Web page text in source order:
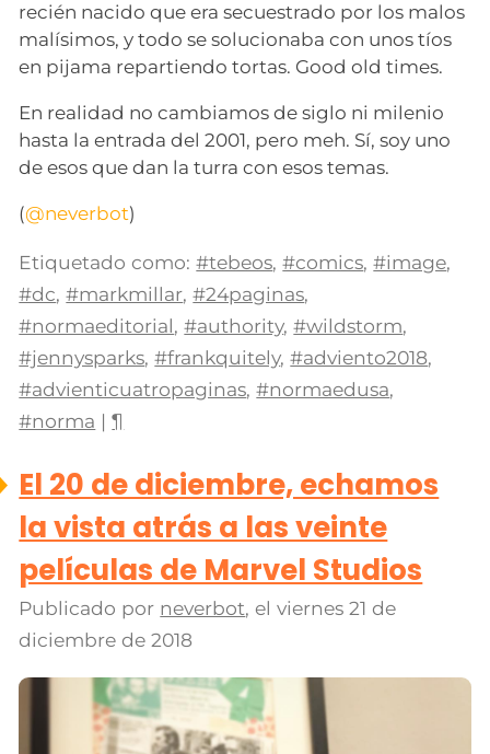
recién nacido que era secuestrado por los malos
malísimos, y todo se solucionaba con unos tíos
en pijama repartiendo tortas. Good old times.
En realidad no cambiamos de siglo ni milenio
hasta la entrada del 2001, pero meh. Sí, soy uno
de esos que dan la turra con esos temas.
(@neverbot)
Etiquetado como: #tebeos,#comics,#image,
#dc,#markmillar,#24paginas,
#normaeditorial,#authority,#wildstorm,
#jennysparks,#frankquitely,#adviento2018,
#advienticuatropaginas,#normaedusa,
#norma |¶
El 20 de diciembre, echamos
la vista atrás a las veinte
películas de Marvel Studios
Publicado por neverbot, elviernes 21 de
diciembre de 2018